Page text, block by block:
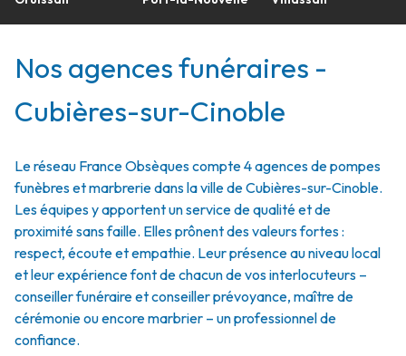
Nos agences funéraires -
Cubières-sur-Cinoble
Le réseau France Obsèques compte 4 agences de pompes
funèbres et marbrerie dans la ville de Cubières-sur-Cinoble.
Les équipes y apportent un service de qualité et de
proximité sans faille. Elles prônent des valeurs fortes :
respect, écoute et empathie. Leur présence au niveau local
et leur expérience font de chacun de vos interlocuteurs –
conseiller funéraire et conseiller prévoyance, maître de
cérémonie ou encore marbrier – un professionnel de
confiance.